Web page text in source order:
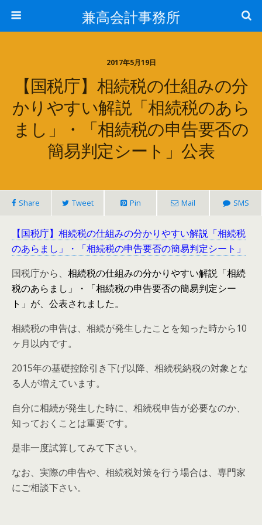
兼高会計事務所
2017年5月19日
【国税庁】相続税の仕組みの分
かりやすい解説「相続税のあら
まし」・「相続税の申告要否の
簡易判定シート」公表
Share Tweet Pin Mail SMS
【国税庁】相続税の仕組みの分かりやすい解説「相続税
のあらまし」・「相続税の申告要否の簡易判定シート」
国税庁から、 相続税の仕組みの分かりやすい解説「相続
税のあらまし」・「相続税の申告要否の簡易判定シー
ト」が、公表されました。
相続税の申告は、相続が発生したことを知った時から10
ヶ月以内です。
2015年の基礎控除引き下げ以降、相続税納税の対象とな
る人が増えています。
自分に相続が発生した時に、相続税申告が必要なのか、
知っておくことは重要です。
是非一度試算してみて下さい。
なお、実際の申告や、相続税対策を行う場合は、専門家
にご相談下さい。